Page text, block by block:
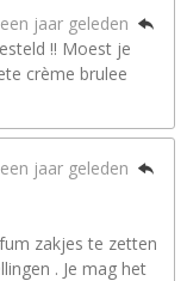
een jaar geleden
!! Moest je
crème brulee
een jaar geleden
zakjes te zetten
. Je mag het